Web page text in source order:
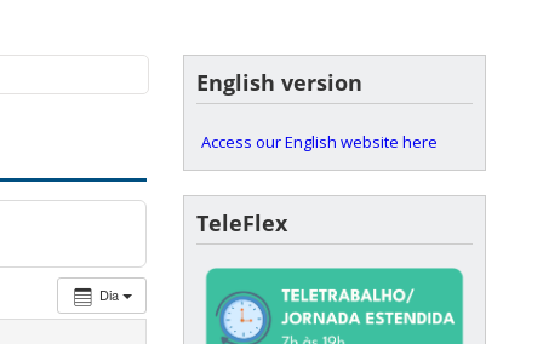
Dia
English version
Access our English website here
TeleFlex